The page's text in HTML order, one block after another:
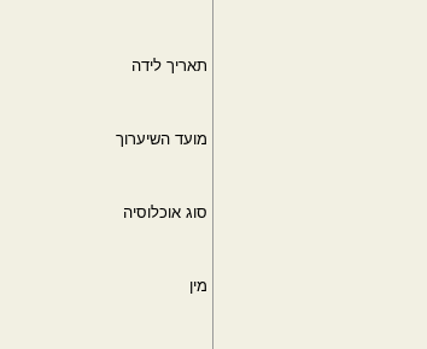
תאריך לידה
מועד השיערוך
סוג אוכלוסיה
מין